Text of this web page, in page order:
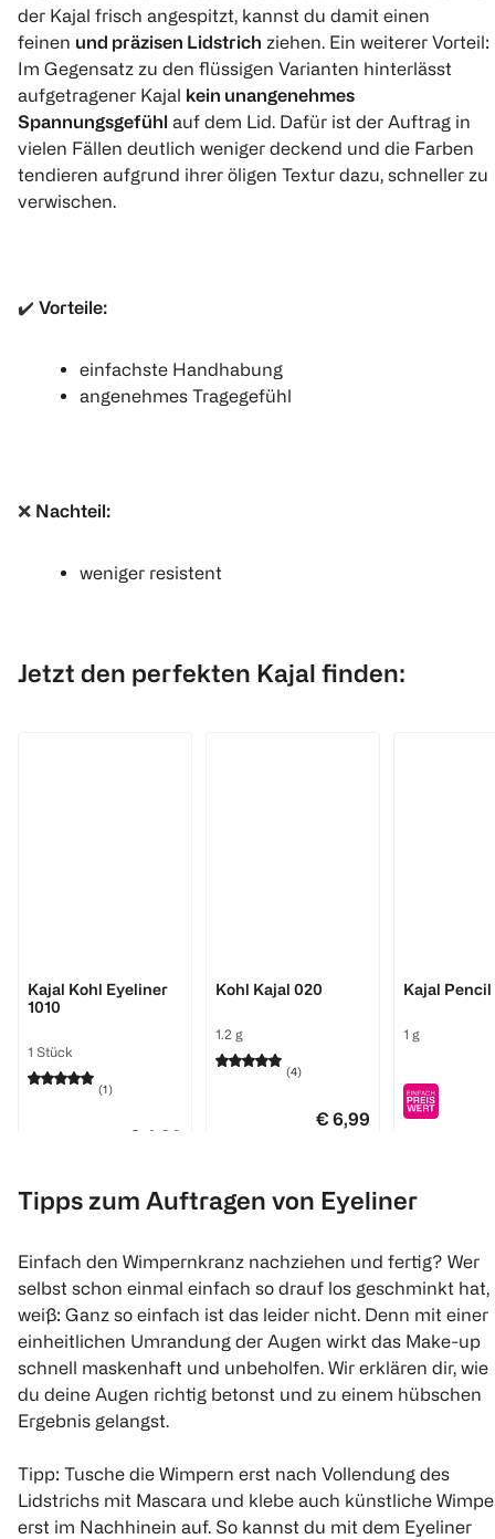
L'ORÉAL PARIS
Perfect Slim
Eyeliner intense
black
1 Stück
1
LOOK BY BIPA
Mega Stay Liquid
Eyeliner Pen deep
black
2 g
Hyper
Day
1 Stück
der Kajal frisch angespitzt, kannst du damit einen
feinen und präzisen Lidstrich ziehen. Ein weiterer Vorteil:
Im Gegensatz zu den flüssigen Varianten hinterlässt
aufgetragener Kajal kein unangenehmes
Spannungsgefühl auf dem Lid. Dafür ist der Auftrag in
vielen Fällen deutlich weniger deckend und die Farben
tendieren aufgrund ihrer öligen Textur dazu, schneller zu
verwischen.
✔️ Vorteile:
einfachste Handhabung
angenehmes Tragegefühl
❌ Nachteil:
weniger resistent
Jetzt den perfekten Kajal finden:
Kajal Kohl Eyeliner
1010
1 Stück
(1)
€ 4,99
1
Kohl Kajal 020
1.2 g
(4)
€ 6,99
1
Quantity: 1
Kajal
1 g
Catrice
Waterproof Homey
Grey
Waterproof Optic
96 W
Tipps zum Auftragen von Eyeliner
Einfach den Wimpernkranz nachziehen und fertig? Wer
selbst schon einmal einfach so drauf los geschminkt hat,
weiß: Ganz so einfach ist das leider nicht. Denn mit einer
einheitlichen Umrandung der Augen wirkt das Make-up
schnell maskenhaft und unbeholfen. Wir erklären dir, wie
du deine Augen richtig betonst und zu einem hübschen
Ergebnis gelangst.
Tipp: Tusche die Wimpern erst nach Vollendung des
Lidstrichs mit Mascara und klebe auch künstliche
erst im Nachhinein auf. So kannst du mit dem Eyeliner